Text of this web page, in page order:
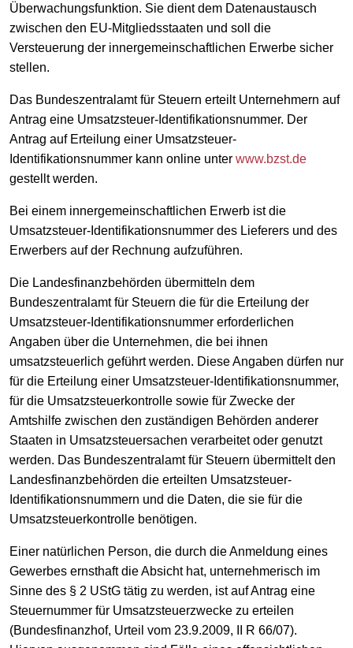
Überwachungsfunktion. Sie dient dem Datenaustausch
zwischen den EU-Mitgliedsstaaten und soll die
Versteuerung der innergemeinschaftlichen Erwerbe sicher
stellen.
Das Bundeszentralamt für Steuern erteilt Unternehmern auf
Antrag eine Umsatzsteuer-Identifikationsnummer. Der
Antrag auf Erteilung einer Umsatzsteuer-
Identifikationsnummer kann online unter www.bzst.de
gestellt werden.
Bei einem innergemeinschaftlichen Erwerb ist die
Umsatzsteuer-Identifikationsnummer des Lieferers und des
Erwerbers auf der Rechnung aufzuführen.
Die Landesfinanzbehörden übermitteln dem
Bundeszentralamt für Steuern die für die Erteilung der
Umsatzsteuer-Identifikationsnummer erforderlichen
Angaben über die Unternehmen, die bei ihnen
umsatzsteuerlich geführt werden. Diese Angaben dürfen nur
für die Erteilung einer Umsatzsteuer-Identifikationsnummer,
für die Umsatzsteuerkontrolle sowie für Zwecke der
Amtshilfe zwischen den zuständigen Behörden anderer
Staaten in Umsatzsteuersachen verarbeitet oder genutzt
werden. Das Bundeszentralamt für Steuern übermittelt den
Landesfinanzbehörden die erteilten Umsatzsteuer-
Identifikationsnummern und die Daten, die sie für die
Umsatzsteuerkontrolle benötigen.
Einer natürlichen Person, die durch die Anmeldung eines
Gewerbes ernsthaft die Absicht hat, unternehmerisch im
Sinne des § 2 UStG tätig zu werden, ist auf Antrag eine
Steuernummer für Umsatzsteuerzwecke zu erteilen
(Bundesfinanzhof, Urteil vom 23.9.2009, II R 66/07).